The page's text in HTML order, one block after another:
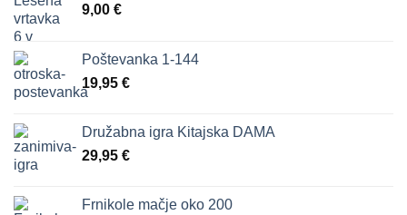
9,00 €
Poštevanka 1-144
19,95 €
Družabna igra Kitajska DAMA
29,95 €
Frnikole mačje oko 200